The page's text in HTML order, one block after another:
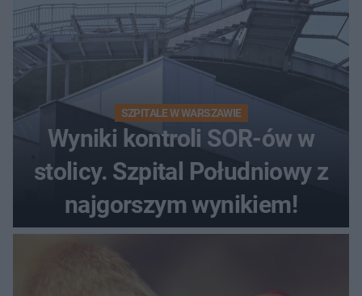
SZPITALE W WARSZAWIE
Wyniki kontroli SOR-ów w
stolicy. Szpital Południowy z
najgorszym wynikiem!